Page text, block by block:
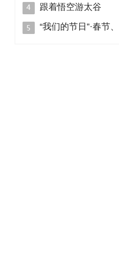
跟着悟空游太谷
“我们的节日”·春节